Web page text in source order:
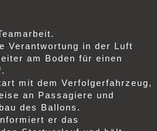
Verantwortung in der Luft
am Boden für einen
mit dem Verfolgerfahrzeug,
an Passagiere und
des Ballons.
er das